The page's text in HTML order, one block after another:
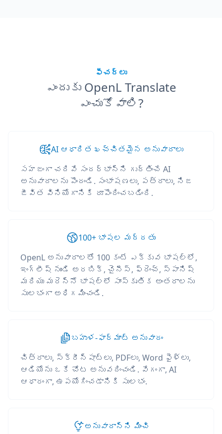
ఫీచర్లు
ఎందుకు OpenL Translate
ఎంచుకోవాలి?
AI ఆధారిత ఖచ్చితమైన అనువాదాలు
సహజంగా చదివే సందర్భాన్ని గుర్తించే AI
అనువాదాలను పొందండి. సంభాషణలు, పత్రాలు, నిజ
జీవిత వినియోగానికి రూపొందించబడింది.
100+ భాషల మద్దతు
OpenL అనువాదాలతో 100 కంటే ఎక్కువ భాషల్లో,
ఇంగ్లీష్ నుండి అరబిక్, చైనీస్, ఫ్రెంచ్, స్పానిష్
మరియు మరెన్నో భాషల్లో సాంస్కృతిక అంతరాలను
సులభంగా అధిగమించండి.
బహుళ-ఫార్మాట్ అనువాదం
చిత్రాలు, స్క్రీన్‌షాట్‌లు, PDFలు, Word ఫైళ్లు,
ఆడియోను ఒకే చోట అనువదించండి. వేగంగా, AI
ఆధారంగా, ఉపయోగించడానికి సులభం.
అనువాదాన్ని మించి